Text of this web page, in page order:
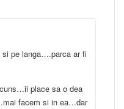
pe langa….parca ar fi
place sa o dea
facem si in ea…dar